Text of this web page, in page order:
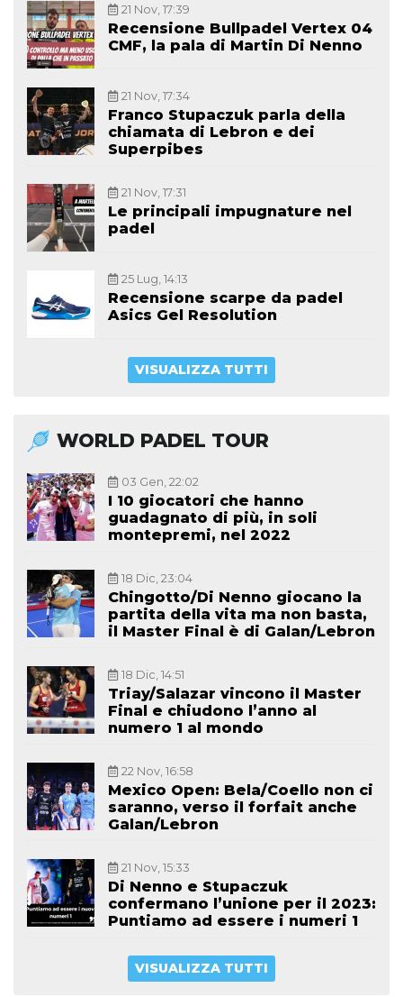
21 Nov, 17:39
Recensione Bullpadel Vertex 04
CMF, la pala di Martin Di Nenno
21 Nov, 17:34
Franco Stupaczuk parla della
chiamata di Lebron e dei
Superpibes
21 Nov, 17:31
Le principali impugnature nel
padel
25 Lug, 14:13
Recensione scarpe da padel
Asics Gel Resolution
VISUALIZZA TUTTI
WORLD PADEL TOUR
03 Gen, 22:02
I 10 giocatori che hanno
guadagnato di più, in soli
montepremi, nel 2022
18 Dic, 23:04
Chingotto/Di Nenno giocano la
partita della vita ma non basta,
il Master Final è di Galan/Lebron
18 Dic, 14:51
Triay/Salazar vincono il Master
Final e chiudono l’anno al
numero 1 al mondo
22 Nov, 16:58
Mexico Open: Bela/Coello non ci
saranno, verso il forfait anche
Galan/Lebron
21 Nov, 15:33
Di Nenno e Stupaczuk
confermano l’unione per il 2023:
Puntiamo ad essere i numeri 1
VISUALIZZA TUTTI